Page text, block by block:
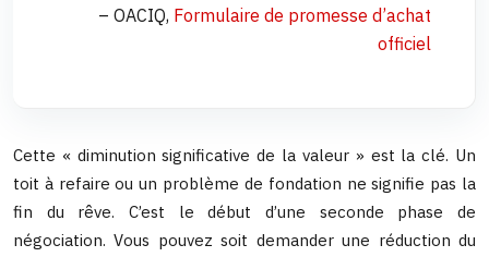
– OACIQ, Formulaire de promesse d’achat
officiel
Cette « diminution significative de la valeur » est la clé. Un
toit à refaire ou un problème de fondation ne signifie pas la
fin du rêve. C’est le début d’une seconde phase de
négociation. Vous pouvez soit demander une réduction du